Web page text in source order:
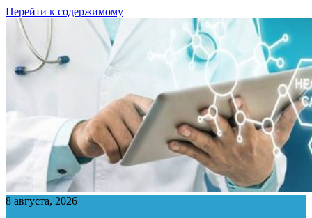
Перейти к содержимому
8 августа, 2026